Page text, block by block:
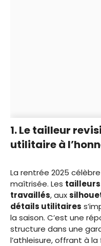
1. Le tailleur
utilitaire à
La rentrée 2025
maîtrisée. Les
travaillés, aux
détails utilitaires
la saison. C’est une
structure dans une
l’athleisure, offrant à